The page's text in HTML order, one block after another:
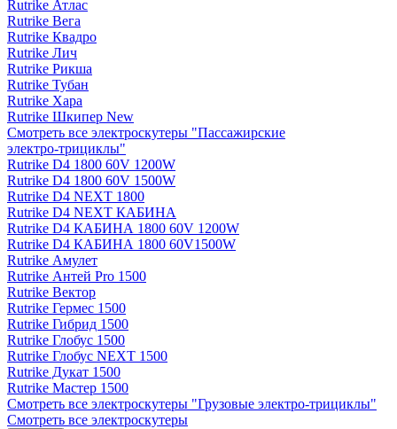
Rutrike Атлас
Rutrike Вега
Rutrike Квадро
Rutrike Лич
Rutrike Рикша
Rutrike Тубан
Rutrike Хара
Rutrike Шкипер New
Смотреть все электро­скутеры "Пассажирские
электро‑трициклы"
Rutrike D4 1800 60V 1200W
Rutrike D4 1800 60V 1500W
Rutrike D4 NEXT 1800
Rutrike D4 NEXT КАБИНА
Rutrike D4 КАБИНА 1800 60V 1200W
Rutrike D4 КАБИНА 1800 60V1500W
Rutrike Амулет
Rutrike Антей Pro 1500
Rutrike Вектор
Rutrike Гермес 1500
Rutrike Гибрид 1500
Rutrike Глобус 1500
Rutrike Глобус NEXT 1500
Rutrike Дукат 1500
Rutrike Мастер 1500
Смотреть все электро­скутеры "Грузовые электро‑трициклы"
Смотреть все электро­скутеры